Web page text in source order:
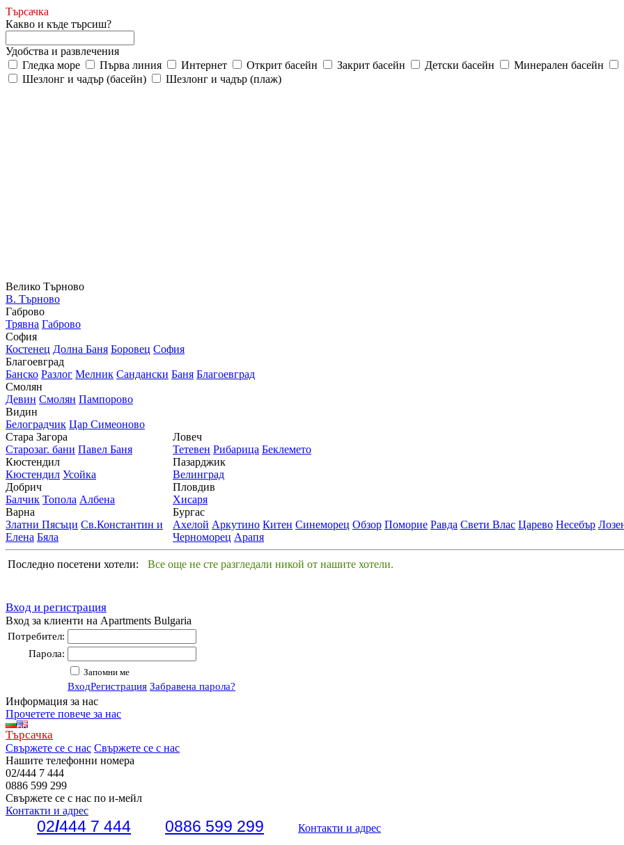
Търсачка
Какво и къде търсиш?
Удобства и развлечения
Гледка море
Първа линия Интернет Открит басейн Закрит басейн Детски басейн Минерален басейн
Шезлонг и чадър (басейн)
Шезлонг и чадър (плаж)
Велико Търново
В. Търново
Габрово
Трявна Габрово
София
Костенец Долна Баня Боровец София
Благоевград
Банско Разлог Мелник Сандански Баня Благоевград
Смолян
Девин Смолян Пампорово
Видин
Белоградчик Цар Симеоново
Стара Загора
Старозаг. бани Павел Баня
Кюстендил
Кюстендил Усойка
Добрич
Балчик Топола Албена
Варна
Златни Пясъци Св.Константин и
Елена Бяла
Ловеч
Тетевен Рибарица Беклемето
Пазарджик
Велинград
Пловдив
Хисаря
Бургас
Ахелой Аркутино Китен Синеморец Обзор Поморие Равда Свети Влас Царево Несебър
Черноморец Арапя
Последно посетени хотели: Все още не сте разгледали никой от нашите хотели.
Вход и регистрация
Вход за клиенти на Apartments Bulgaria
Потребител:
Парола:
Запомни ме
ВходРегистрация Забравена парола?
Информация за нас
Прочетете повече за нас
Търсачка
Свържете се с нас Свържете се с нас
Нашите телефонни номера
02/444 7 444
0886 599 299
Свържете се с нас по и-мейл
Контакти и адрес
02/444 7 444 0886 599 299 Контакти и адрес